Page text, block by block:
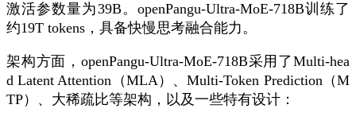
激活参数量为39B。openPangu-Ultra-MoE-718B训练了
约19T tokens，具备快慢思考融合能力。
架构方面，openPangu-Ultra-MoE-718B采用了Multi-hea
d Latent Attention（MLA）、Multi-Token Prediction（M
TP）、大稀疏比等架构，以及一些特有设计：